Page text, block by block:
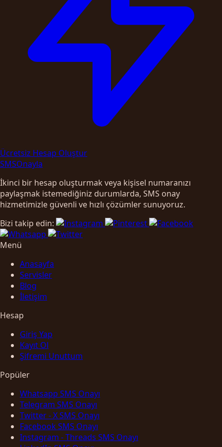
Ücretsiz Hesap Oluştur
SMSOnayla
İkinci bir hesap oluşturmak veya kişisel numaranızı
paylaşmak istemediğiniz durumlarda, SMS onay
hizmetimizle güvenli ve hızlı çözümler sunuyoruz.
Bizi takip edin:
Menü
Anasayfa
Servisler
Blog
İletişim
Hesap
Giriş Yap
Kayıt Ol
Şifremi Unuttum
Popüler
Whatsapp SMS Onayı
Telegram SMS Onayı
Twitter - X SMS Onayı
Facebook SMS Onayı
Instagram - Threads SMS Onayı